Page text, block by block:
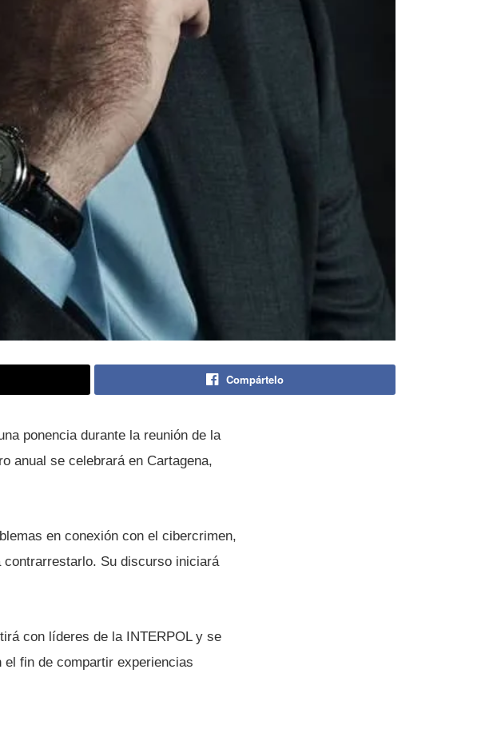
Compártelo
ponencia durante la reunión de la
anual se celebrará en Cartagena,
en conexión con el cibercrimen,
contrarrestarlo. Su discurso iniciará
con lí­deres de la INTERPOL y se
fin de compartir experiencias